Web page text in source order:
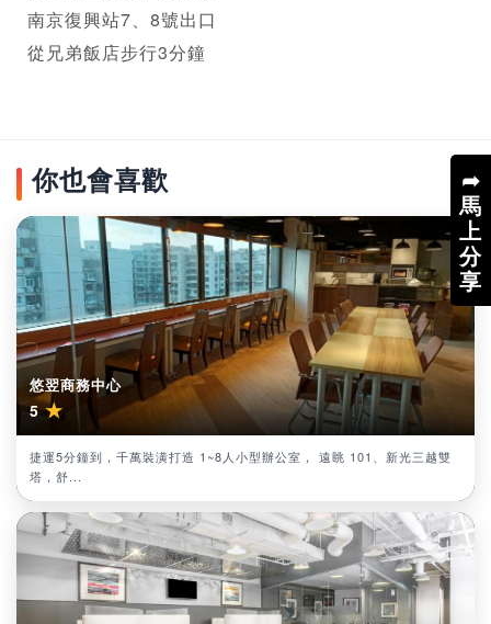
➦
馬
上
分
享
南京復興站7、8號出口
從兄弟飯店步行3分鐘
你也會喜歡
悠翌商務中心
5★
捷運5分鐘到，千萬裝潢打造 1~8人小型辦公室， 遠眺 101、新光三越雙
塔，舒...